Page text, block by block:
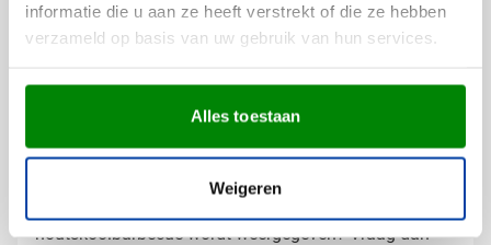
informatie die u aan ze heeft verstrekt of die ze hebben
verzameld op basis van uw gebruik van hun services.
Alles toestaan
Weigeren
De bedrukking op het metalen oppervlak geeft de
Gratis digitaal voorbeeld van je
bedrukte barbecue
houtskoolbarbecue wordt weergegeven? Vraag dan